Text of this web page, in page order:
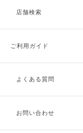
店舗検索
ご利用ガイド
ご利用ガイドトップ
お支払方法
よくある質問
お問い合わせ